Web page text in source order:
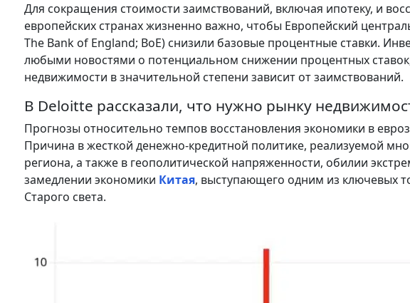
Для сокращения стоимости заимствований, включая ипотеку, и
европейских странах жизненно важно, чтобы Европейский
The Bank of England; BoE) снизили базовые процентные ставки.
любыми новостями о потенциальном снижении процентных
недвижимости в значительной степени зависит от заимствований.
В Deloitte рассказали, что нужно рынку
Прогнозы относительно темпов восстановления экономики в
Причина в жесткой денежно-кредитной политике, реализуемой
региона, а также в геополитической напряженности, обилии
замедлении экономики Китая, выступающего одним из ключевых
Старого света.